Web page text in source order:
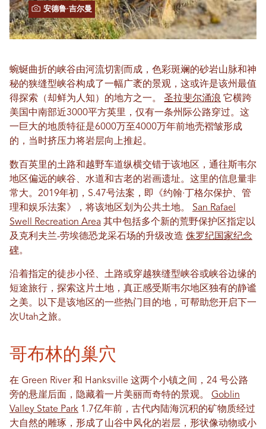
安德鲁·吉尔曼
蜿蜒曲折的峡谷由河流切割而成，色彩斑斓的砂岩山脉和神
秘的狭缝型峡谷构成了一幅广袤的景观，这或许是该州最值
得探索（却鲜为人知）的地方之一。 圣拉斐尔涌浪 它横跨
美国中南部近3000平方英里，仅有一条州际公路穿过。这
一巨大的地质特征是6000万至4000万年前地壳褶皱形成
的，当时挤压力将岩层向上推起。
数百英里的土路和越野车道纵横交错于该地区，通往斯韦尔
地区偏远的峡谷、水道和古老的岩画遗址。这里的信息量非
常大。2019年初，S.47号法案，即《约翰·丁格尔保护、管
理和娱乐法案》，将该地区划为公共土地。 San Rafael
Swell Recreation Area 其中包括多个新的荒野保护区指定以
及克利夫兰-劳埃德恐龙采石场的升级改造 侏罗纪国家纪念
碑。
沿着指定的徒步小径、土路或穿越狭缝型峡谷或峡谷边缘的
短途旅行，探索这片土地，真正感受斯韦尔地区独有的静谧
之美。以下是该地区的一些热门目的地，可帮助您开启下一
次Utah之旅。
哥布林的巢穴
在 Green River 和 Hanksville 这两个小镇之间，24 号公路
旁的悬崖后面，隐藏着一片美丽而奇特的景观。 Goblin
Valley State Park 1.7亿年前，古代内陆海沉积的矿物质经过
大自然的雕琢，形成了山谷中风化的岩层，形状像动物或小